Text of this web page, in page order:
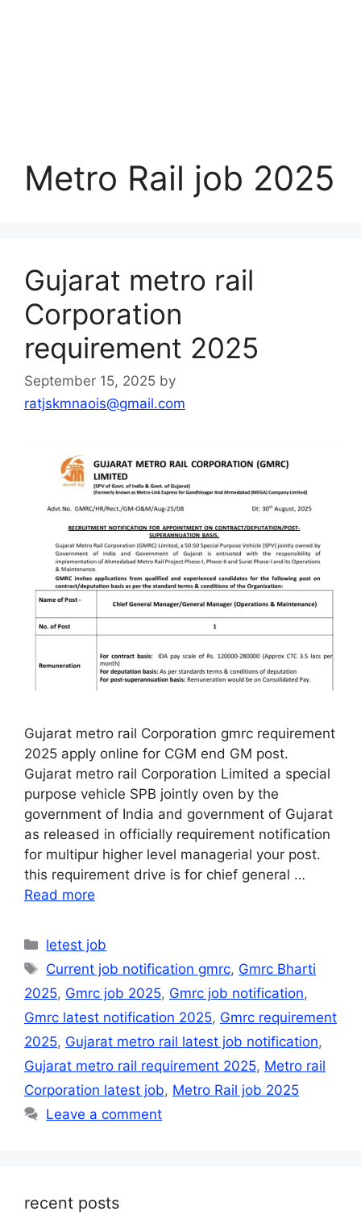
Metro Rail job 2025
Gujarat metro rail
Corporation
requirement 2025
September 15, 2025 by
ratjskmnaois@gmail.com
Gujarat metro rail Corporation gmrc requirement
2025 apply online for CGM end GM post.
Gujarat metro rail Corporation Limited a special
purpose vehicle SPB jointly oven by the
government of India and government of Gujarat
as released in officially requirement notification
for multipur higher level managerial your post.
this requirement drive is for chief general …
Read more
Categories
letest job
Tags
Current job notification gmrc, Gmrc Bharti
2025, Gmrc job 2025, Gmrc job notification,
Gmrc latest notification 2025, Gmrc requirement
2025, Gujarat metro rail latest job notification,
Gujarat metro rail requirement 2025, Metro rail
Corporation latest job, Metro Rail job 2025
Leave a comment
recent posts